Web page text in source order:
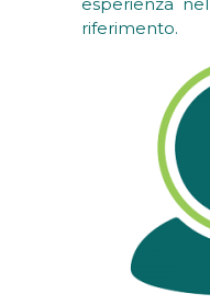
riferimento.